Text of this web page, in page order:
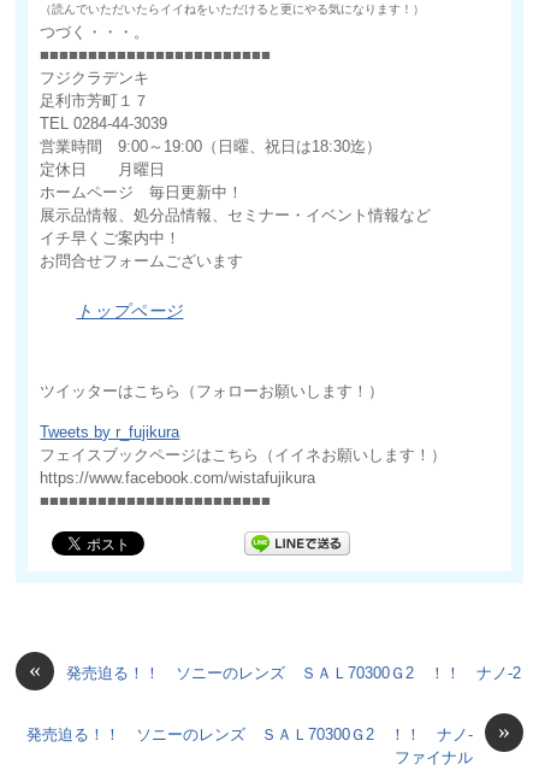
（読んでいただいたらイイねをいただけると更にやる気になります！）
つづく・・・。
■■■■■■■■■■■■■■■■■■■■■■■■
フジクラデンキ
足利市芳町１７
TEL 0284-44-3039
営業時間 9:00～19:00（日曜、祝日は18:30迄）
定休日 月曜日
ホームページ 毎日更新中！
展示品情報、処分品情報、セミナー・イベント情報など
イチ早くご案内中！
お問合せフォームございます
トップページ
ツイッターはこちら（フォローお願いします！）
Tweets by r_fujikura
フェイスブックページはこちら（イイネお願いします！）
https://www.facebook.com/wistafujikura
■■■■■■■■■■■■■■■■■■■■■■■■
« 発売迫る！！ ソニーのレンズ ＳＡＬ70300Ｇ2 ！！ ナノ-2
»
発売迫る！！ ソニーのレンズ ＳＡＬ70300Ｇ2 ！！ ナノ-
ファイナル